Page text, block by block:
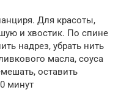
Для красоты,
и хвостик. По спине
надрез, убрать нить
масла, соуса
оставить
минут